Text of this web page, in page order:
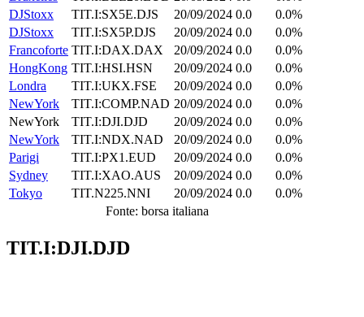
DJStoxx
TIT.I:SX5E.DJS 20/09/2024 0.0
0.0%
DJStoxx
TIT.I:SX5P.DJS 20/09/2024 0.0
0.0%
Francoforte TIT.I:DAX.DAX 20/09/2024 0.0
0.0%
HongKong TIT.I:HSI.HSN 20/09/2024 0.0
0.0%
Londra
TIT.I:UKX.FSE 20/09/2024 0.0
0.0%
NewYork
TIT.I:COMP.NAD 20/09/2024 0.0
0.0%
NewYork
TIT.I:DJI.DJD 20/09/2024 0.0
0.0%
NewYork
TIT.I:NDX.NAD 20/09/2024 0.0
0.0%
Parigi
TIT.I:PX1.EUD 20/09/2024 0.0
0.0%
Sydney
TIT.I:XAO.AUS 20/09/2024 0.0
0.0%
Tokyo
TIT.N225.NNI 20/09/2024 0.0
0.0%
Fonte: borsa italiana
TIT.I:DJI.DJD